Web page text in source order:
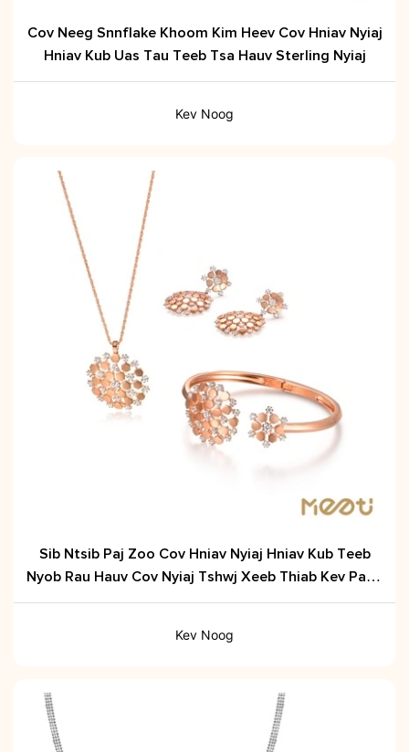
Cov Neeg Snnflake Khoom Kim Heev Cov Hniav Nyiaj
Hniav Kub Uas Tau Teeb Tsa Hauv Sterling Nyiaj
Kev Noog
Sib Ntsib Paj Zoo Cov Hniav Nyiaj Hniav Kub Teeb
Nyob Rau Hauv Cov Nyiaj Tshwj Xeeb Thiab Kev Paub
Tab Hauv Ib
Kev Noog